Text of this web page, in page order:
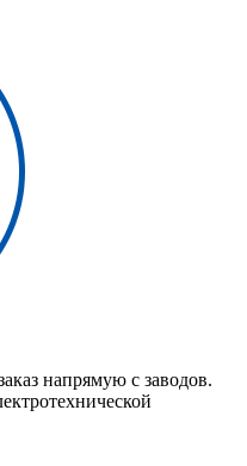
напрямую с заводов.